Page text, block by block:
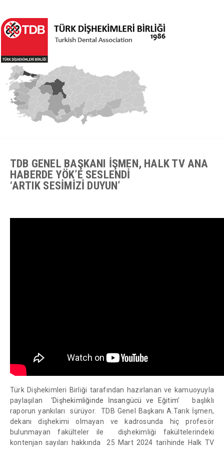
TDB GENEL BAŞKANI İŞMEN, HALK TV ANA
HABERDE YÖK’E SESLENDİ​
‘ARTIK SESİMİZİ DUYUN’
Türk Dişhekimleri Birliği tarafından hazırlanan ve kamuoyuyla
paylaşılan ‘Dişhekimliğinde İnsangücü ve Eğitim’ başlıklı
raporun yankıları sürüyor. TDB Genel Başkanı A.Tarık İşmen,
dekanı dişhekimi olmayan ve kadrosunda hiç profesör
bulunmayan fakülteler ile dişhekimliği fakültelerindeki
kontenjan sayıları hakkında 25 Mart 2024 tarihinde Halk TV